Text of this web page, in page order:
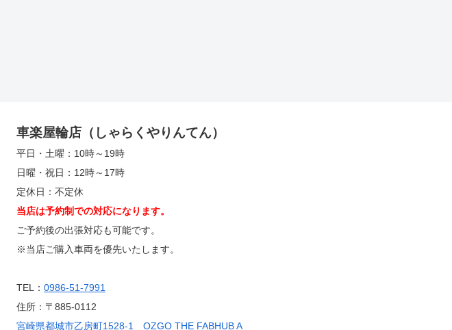
車楽屋輪店（しゃらくやりんてん）
平日・土曜：10時～19時
日曜・祝日：12時～17時
定休日：不定休
当店は予約制での対応になります。
ご予約後の出張対応も可能です。
※当店ご購入車両を優先いたします。
TEL： 0986-51-7991
住所：〒885-0112
宮崎県都城市乙房町1528-1 OZGO THE FABHUB A